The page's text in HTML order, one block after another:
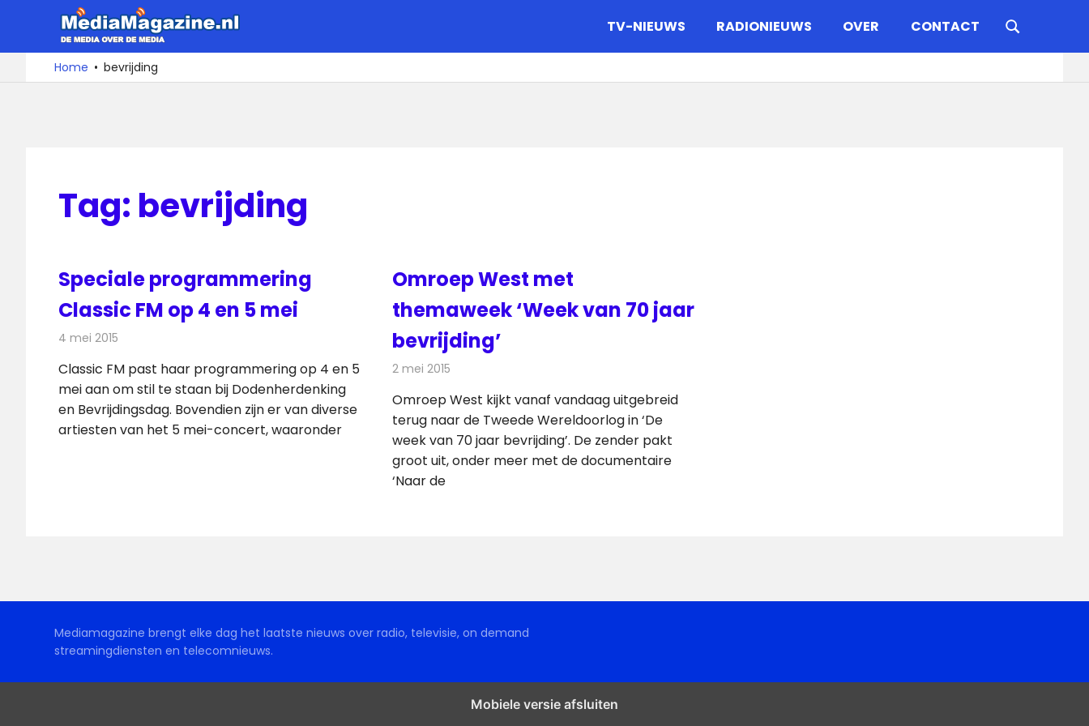
de
De
media
over
TV-NIEUWS RADIONIEUWS OVER CONTACT
Home bevrijding
Tag: bevrijding
Speciale programmering
Classic FM op 4 en 5 mei
4 mei 2015
Classic FM past haar programmering op 4 en 5
mei aan om stil te staan bij Dodenherdenking
en Bevrijdingsdag. Bovendien zijn er van diverse
artiesten van het 5 mei-concert, waaronder
Omroep West met
themaweek ‘Week van 70 jaar
bevrijding’
2 mei 2015
Omroep West kijkt vanaf vandaag uitgebreid
terug naar de Tweede Wereldoorlog in ‘De
week van 70 jaar bevrijding’. De zender pakt
groot uit, onder meer met de documentaire
‘Naar de
Mediamagazine brengt elke dag het laatste nieuws over radio, televisie, on demand
streamingdiensten en telecomnieuws.
Mobiele versie afsluiten